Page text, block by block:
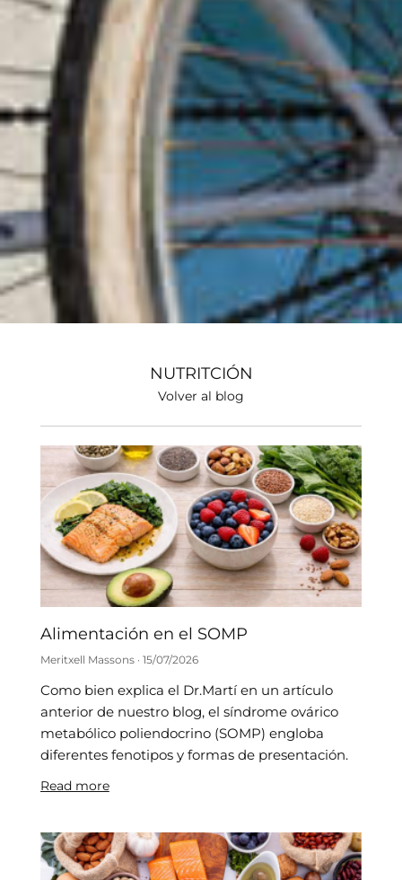
NUTRITCIÓN
Volver al blog
Alimentación en el SOMP
Meritxell Massons 15/07/2026
Como bien explica el Dr.Martí en un artículo
anterior de nuestro blog, el síndrome ovárico
metabólico poliendocrino (SOMP) engloba
diferentes fenotipos y formas de presentación.
Read more